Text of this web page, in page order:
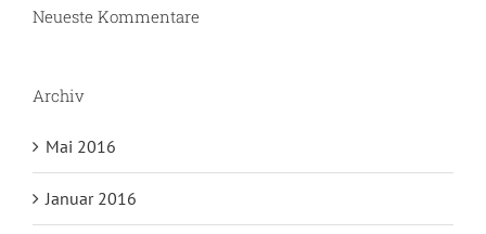
Neueste Kommentare
Archiv
Mai 2016
Januar 2016